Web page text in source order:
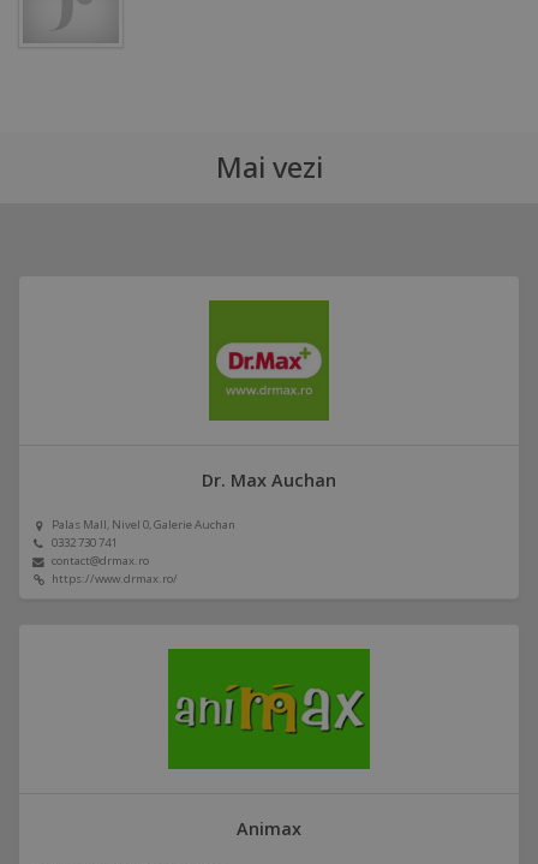
Mai vezi
Dr. Max Auchan
Palas Mall, Nivel 0, Galerie Auchan
0332 730 741
contact@drmax.ro
https://www.drmax.ro/
Animax